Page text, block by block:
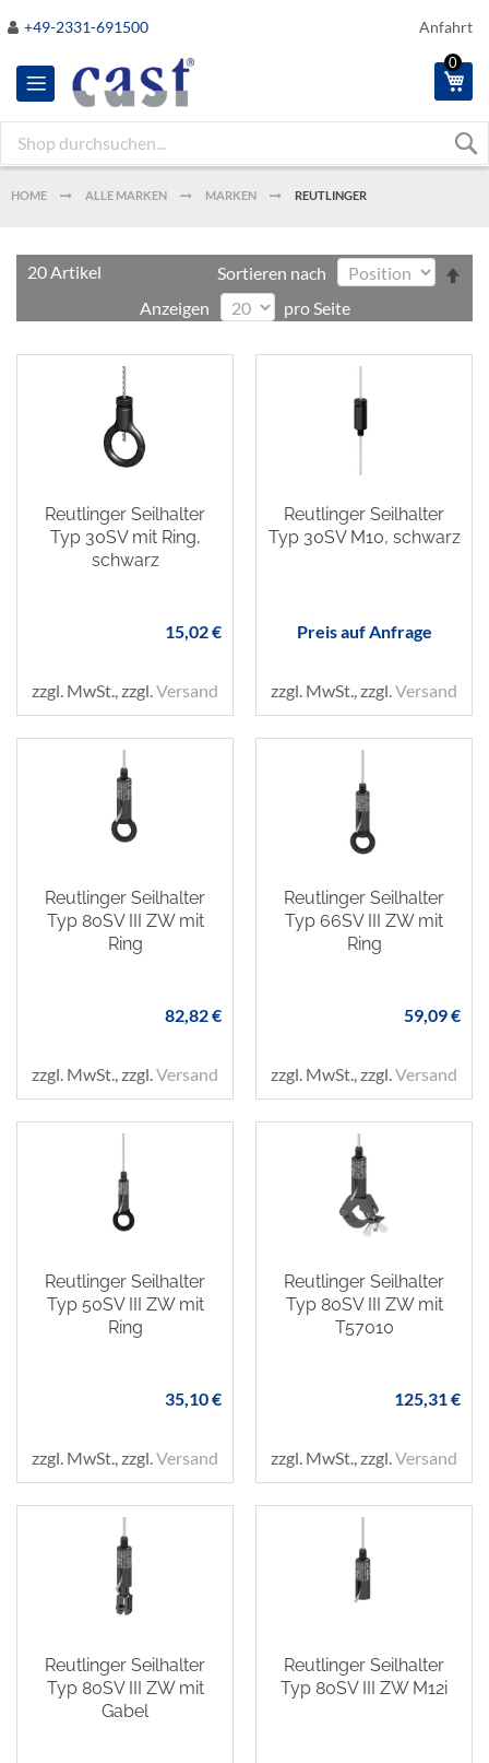
zum
Inhalt
+49-2331-691500 Anfahrt
0
HOME ALLE MARKEN MARKEN REUTLINGER
20Artikel
Anzeigen
pro Seite
Sortieren nach
Reutlinger Seilhalter
Typ 30SV mit Ring,
schwarz
15,02 €
zzgl. MwSt., zzgl.Versand
Reutlinger Seilhalter
Typ 30SV M10, schwarz
Preis auf Anfrage
zzgl. MwSt., zzgl.Versand
Reutlinger Seilhalter
Typ 80SV III ZW mit
Ring
82,82 €
zzgl. MwSt., zzgl.Versand
Reutlinger Seilhalter
Typ 66SV III ZW mit
Ring
59,09 €
zzgl. MwSt., zzgl.Versand
Reutlinger Seilhalter
Typ 50SV III ZW mit
Ring
35,10 €
zzgl. MwSt., zzgl.Versand
Reutlinger Seilhalter
Typ 80SV III ZW mit
T57010
125,31 €
zzgl. MwSt., zzgl.Versand
Reutlinger Seilhalter
Typ 80SV III ZW mit
Gabel
Reutlinger Seilhalter
Typ 80SV III ZW M12i